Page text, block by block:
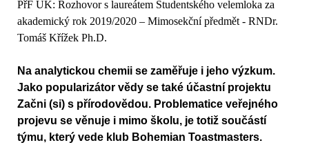
PřF UK: Rozhovor s laureátem Studentského velemloka za
akademický rok 2019/2020 – Mimosekční předmět - RNDr.
Tomáš Křížek Ph.D.
Na analytickou chemii se zaměřuje i jeho výzkum.
Jako popularizátor vědy se také účastní projektu
Začni (si) s přírodovědou. Problematice veřejného
projevu se věnuje i mimo školu, je totiž součástí
týmu, který vede klub Bohemian Toastmasters.